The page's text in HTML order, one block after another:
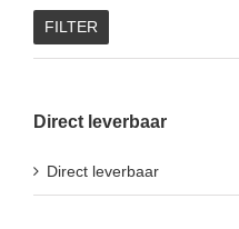
FILTER
Direct leverbaar
Direct leverbaar